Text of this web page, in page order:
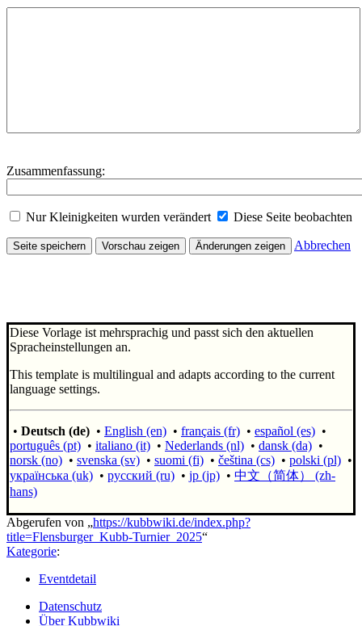
Zusammenfassung:
Nur Kleinigkeiten wurden verändert Diese Seite beobachten
Abbrechen
Diese Vorlage ist mehrsprachig und passt sich den aktuellen
Spracheinstellungen an.
This template is multilingual and adapts according to the current
language settings.
• Deutsch (de) • English (en) • français (fr) • español (es) •
português (pt) • italiano (it) • Nederlands (nl) • dansk (da) •
norsk (no) • svenska (sv) • suomi (fi) • čeština (cs) • polski (pl) •
українська (uk) • русский (ru) • jp (jp) • 中文（简体）‎ (zh-
hans)
Abgerufen von „https://kubbwiki.de/index.php?
title=Flensburger_Kubb-Turnier_2025“
Kategorie:
Eventdetail
Datenschutz
Über Kubbwiki